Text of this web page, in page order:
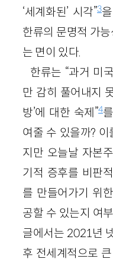
‘세계화된’ 시각”3
한류의 문명적 가
는 면이 있다.
한류는 “과거 미
만 감히 풀어내지
방’에 대한 숙제”4
여줄 수 있을까?
지만 오늘날 자본
기적 증후를 비판
를 만들어가기 위
공할 수 있는지 여
글에서는 2021년
후 전세계적으로